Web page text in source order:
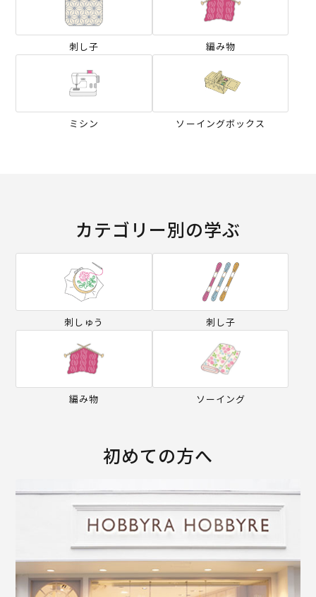
刺し子 編み物
ミシン ソーイングボックス
カテゴリー別の学ぶ
刺しゅう 刺し子
編み物 ソーイング
初めての方へ